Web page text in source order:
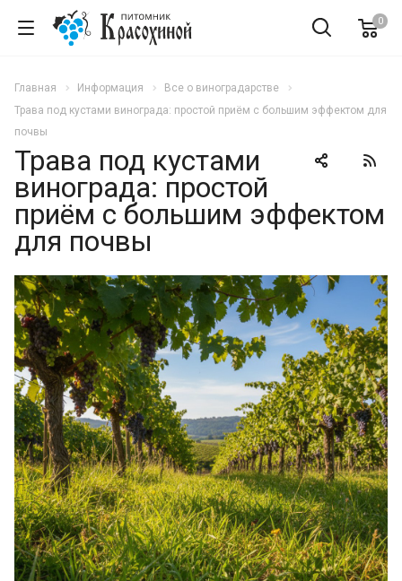
0
Главная Информация
Все о виноградарстве
Трава под кустами винограда: простой приём с большим эффектом для
почвы
Трава под кустами
винограда: простой
приём с большим эффектом
для почвы